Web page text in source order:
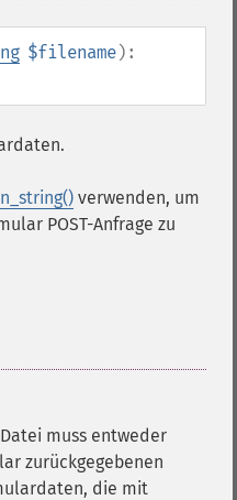
$filename):
verwenden, um
POST-Anfrage zu
muss entweder
zurückgegebenen
die mit